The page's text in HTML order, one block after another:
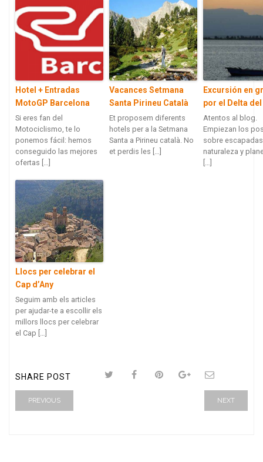
Hotel + Entradas
MotoGP Barcelona
Si eres fan del
Motociclismo, te lo
ponemos fácil: hemos
conseguido las mejores
ofertas […]
Vacances Setmana
Santa Pirineu Català
Et proposem diferents
hotels per a la Setmana
Santa a Pirineu català. No
et perdis les […]
Excursión en
por el Delta
Atentos al blog.
Empiezan los
sobre
naturaleza y
[…]
Llocs per celebrar el
Cap d’Any
Seguim amb els articles
per ajudar-te a escollir els
millors llocs per celebrar
el Cap […]
SHARE POST
PREVIOUS NEXT